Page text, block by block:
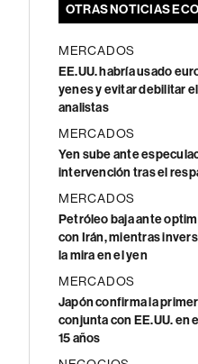
OTRAS NOTICIAS
MERCADOS
EE.UU. habría usado
yenes y evitar debilitar
analistas
MERCADOS
Yen sube ante
intervención tras el
MERCADOS
Petróleo baja ante
con Irán, mientras
la mira en el yen
MERCADOS
Japón confirma la
conjunta con EE.UU. en
15 años